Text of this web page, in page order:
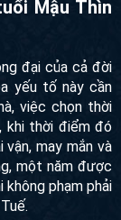
Mậu Thìn
đại của cả đời
yếu tố này cần
việc chọn thời
khi thời điểm đó
may mắn và
một năm được
không phạm phải